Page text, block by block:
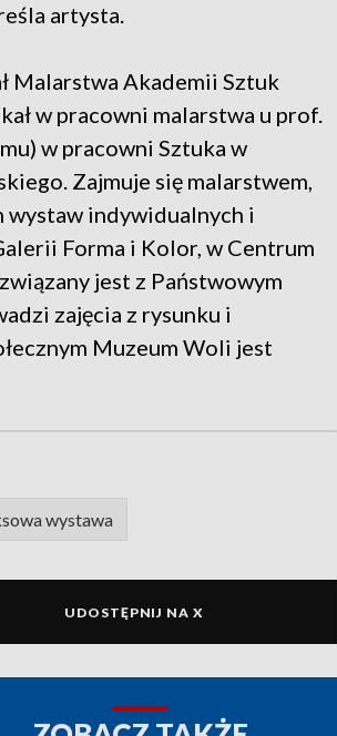
artysta.
Malarstwa Akademii Sztuk
w pracowni malarstwa u prof.
w pracowni Sztuka w
Zajmuje się malarstwem,
wystaw indywidualnych i
Forma i Kolor, w Centrum
jest z Państwowym
zajęcia z rysunku i
Muzeum Woli jest
wystawa
UDOSTĘPNIJ NA X